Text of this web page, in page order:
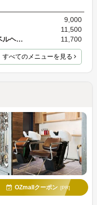
9,000
11,500
【初回限定】カット＋カラー＋ルベルヘッドスパ（20…
11,700
すべてのメニューを見る
OZmallクーポン [PR]